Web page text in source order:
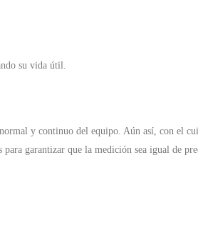
su vida útil.
y continuo del equipo. Aún así, con el
garantizar que la medición sea igual de